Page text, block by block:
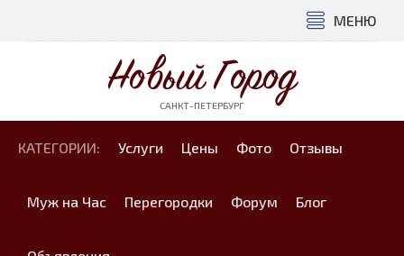
МЕНЮ
Новый Город
САНКТ-ПЕТЕРБУРГ
КАТЕГОРИИ: Услуги Цены Фото Отзывы
Муж на Час Перегородки Форум Блог